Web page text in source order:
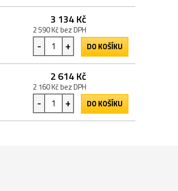
3 134 Kč
2 590 Kč bez DPH
- + DO KOŠÍKU
2 614 Kč
2 160 Kč bez DPH
- + DO KOŠÍKU